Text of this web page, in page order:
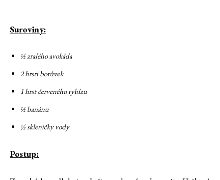
Suroviny:
½ zralého avokáda
2 hrsti borůvek
1 hrst červeného rybízu
½ banánu
½ skleničky vody
Postup: